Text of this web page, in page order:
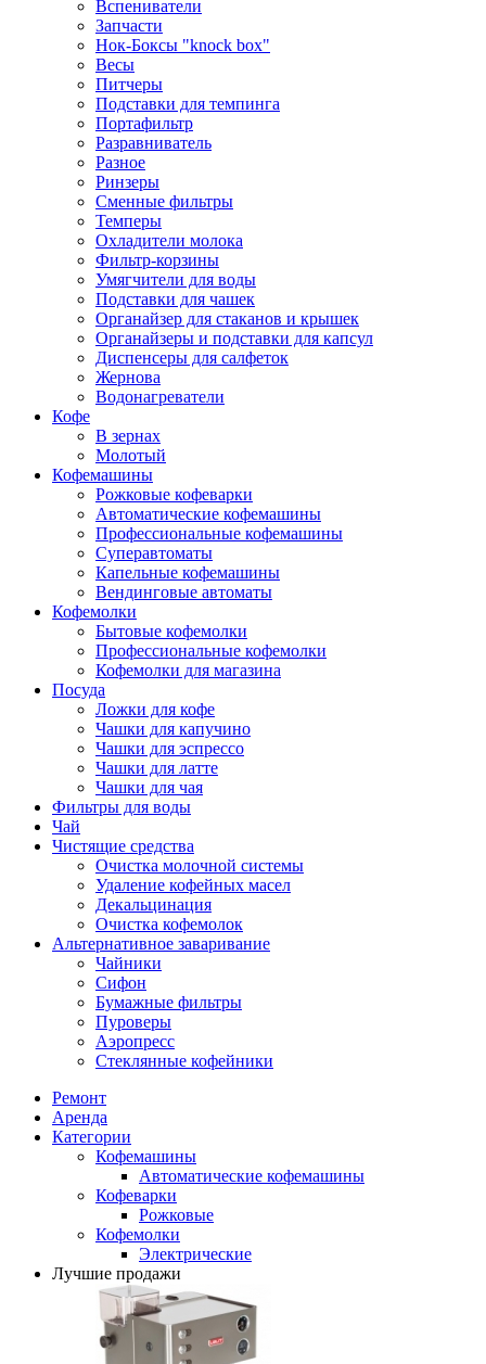
Вспениватели
Запчасти
Нок-Боксы "knock box"
Весы
Питчеры
Подставки для темпинга
Портафильтр
Разравниватель
Разное
Ринзеры
Сменные фильтры
Темперы
Охладители молока
Фильтр-корзины
Умягчители для воды
Подставки для чашек
Органайзер для стаканов и крышек
Органайзеры и подставки для капсул
Диспенсеры для салфеток
Жернова
Водонагреватели
Кофе
В зернах
Молотый
Кофемашины
Рожковые кофеварки
Автоматические кофемашины
Профессиональные кофемашины
Суперавтоматы
Капельные кофемашины
Вендинговые автоматы
Кофемолки
Бытовые кофемолки
Профессиональные кофемолки
Кофемолки для магазина
Посуда
Ложки для кофе
Чашки для капучино
Чашки для эспрессо
Чашки для латте
Чашки для чая
Фильтры для воды
Чай
Чистящие средства
Очистка молочной системы
Удаление кофейных масел
Декальцинация
Очистка кофемолок
Альтернативное заваривание
Чайники
Сифон
Бумажные фильтры
Пуроверы
Аэропресс
Стеклянные кофейники
Ремонт
Аренда
Категории
Кофемашины
Автоматические кофемашины
Кофеварки
Рожковые
Кофемолки
Электрические
Лучшие продажи